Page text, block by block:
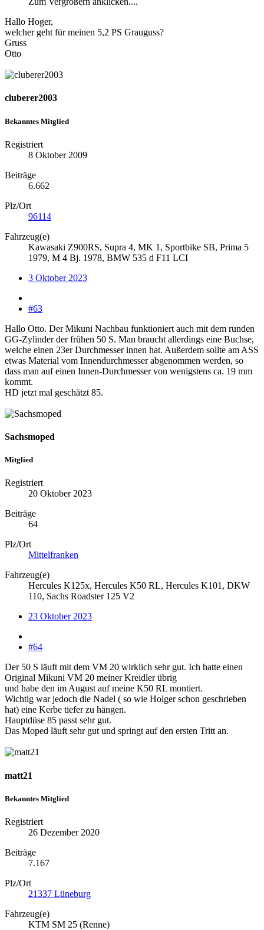
Hallo Hoger,
welcher geht für meinen 5,2 PS Grauguss?
Gruss
Otto
cluberer2003
Bekanntes Mitglied
Registriert
8 Oktober 2009
Beiträge
6.662
Plz/Ort
96114
Fahrzeug(e)
Kawasaki Z900RS, Supra 4, MK 1, Sportbike SB, Prima 5
1979, M 4 Bj. 1978, BMW 535 d F11 LCI
3 Oktober 2023
#63
Hallo Otto. Der Mikuni Nachbau funktioniert auch mit dem runden
GG-Zylinder der frühen 50 S. Man braucht allerdings eine Buchse,
welche einen 23er Durchmesser innen hat. Außerdem sollte am ASS
etwas Material vom Innendurchmesser abgenommen werden, so
dass man auf einen Innen-Durchmesser von wenigstens ca. 19 mm
kommt.
HD jetzt mal geschätzt 85.
Sachsmoped
Mitglied
Registriert
20 Oktober 2023
Beiträge
64
Plz/Ort
Mittelfranken
Fahrzeug(e)
Hercules K125x, Hercules K50 RL, Hercules K101, DKW
110, Sachs Roadster 125 V2
23 Oktober 2023
#64
Der 50 S läuft mit dem VM 20 wirklich sehr gut. Ich hatte einen
Original Mikuni VM 20 meiner Kreidler übrig
und habe den im August auf meine K50 RL montiert.
Wichtig war jedoch die Nadel ( so wie Holger schon geschrieben
hat) eine Kerbe tiefer zu hängen.
Hauptdüse 85 passt sehr gut.
Das Moped läuft sehr gut und springt auf den ersten Tritt an.
matt21
Bekanntes Mitglied
Registriert
26 Dezember 2020
Beiträge
7.167
Plz/Ort
21337 Lüneburg
Fahrzeug(e)
KTM SM 25 (Renne)